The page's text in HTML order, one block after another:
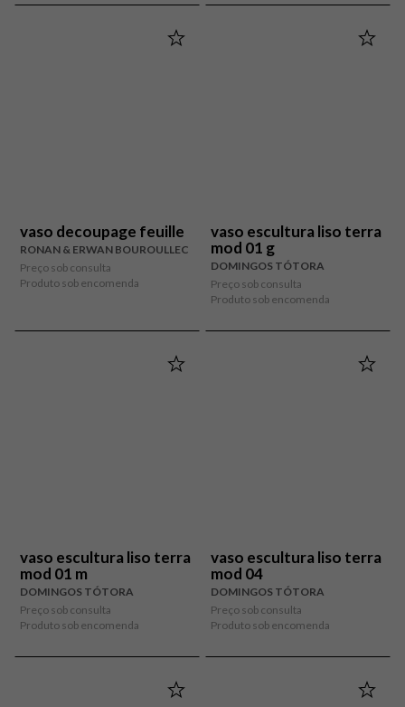
vaso decoupage feuille
RONAN & ERWAN BOUROULLEC
Preço sob consulta
Produto sob encomenda
vaso escultura liso terra
mod 01 g
DOMINGOS TÓTORA
Preço sob consulta
Produto sob encomenda
vaso escultura liso terra
mod 01 m
DOMINGOS TÓTORA
Preço sob consulta
Produto sob encomenda
vaso escultura liso terra
mod 04
DOMINGOS TÓTORA
Preço sob consulta
Produto sob encomenda